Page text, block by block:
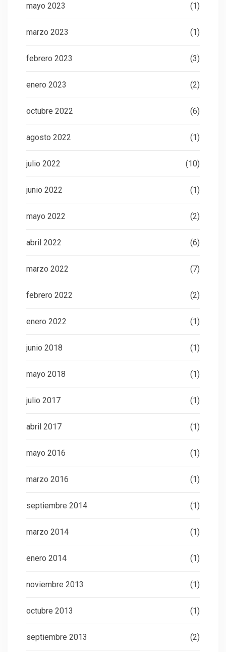
mayo 2023 (1)
marzo 2023 (1)
febrero 2023 (3)
enero 2023 (2)
octubre 2022 (6)
agosto 2022 (1)
julio 2022 (10)
junio 2022 (1)
mayo 2022 (2)
abril 2022 (6)
marzo 2022 (7)
febrero 2022 (2)
enero 2022 (1)
junio 2018 (1)
mayo 2018 (1)
julio 2017 (1)
abril 2017 (1)
mayo 2016 (1)
marzo 2016 (1)
septiembre 2014 (1)
marzo 2014 (1)
enero 2014 (1)
noviembre 2013 (1)
octubre 2013 (1)
septiembre 2013 (2)